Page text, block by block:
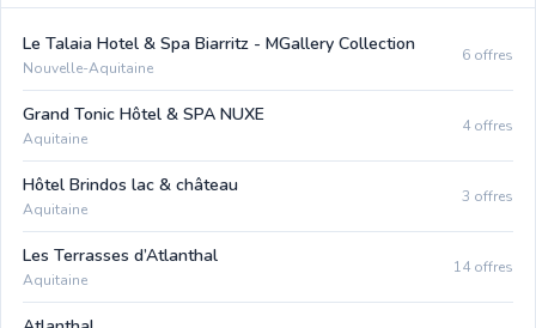
Le Talaia Hotel & Spa Biarritz - MGallery Collection
Nouvelle-Aquitaine
6 offres
Grand Tonic Hôtel & SPA NUXE
Aquitaine
4 offres
Hôtel Brindos lac & château
Aquitaine
3 offres
Les Terrasses d’Atlanthal
Aquitaine
14 offres